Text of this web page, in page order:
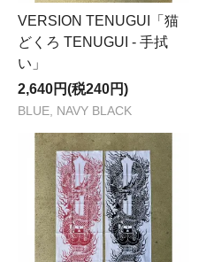
VERSION TENUGUI「猫
どくろ TENUGUI - 手拭
い」
2,640円(税240円)
BLUE, NAVY BLACK